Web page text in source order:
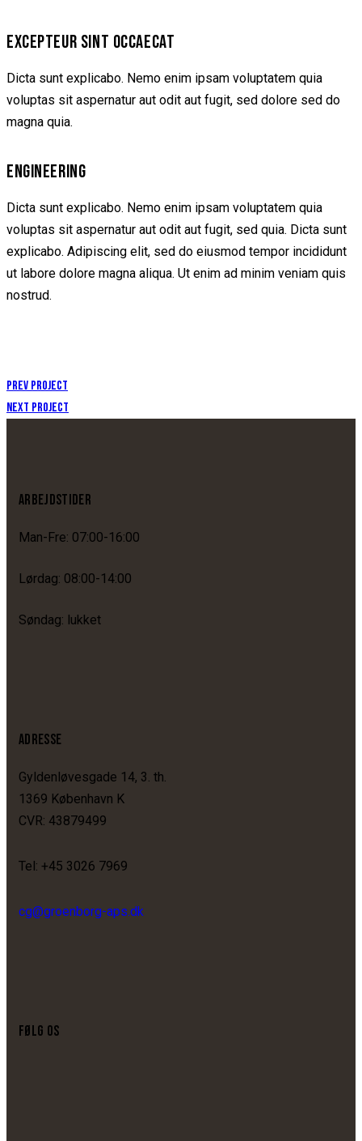
EXCEPTEUR SINT OCCAECAT
Dicta sunt explicabo. Nemo enim ipsam voluptatem quia
voluptas sit aspernatur aut odit aut fugit, sed dolore sed do
magna quia.
ENGINEERING
Dicta sunt explicabo. Nemo enim ipsam voluptatem quia
voluptas sit aspernatur aut odit aut fugit, sed quia. Dicta sunt
explicabo. Adipiscing elit, sed do eiusmod tempor incididunt
ut labore dolore magna aliqua. Ut enim ad minim veniam quis
nostrud.
Prev Project
Next Project
ARBEJDSTIDER
Man-Fre: 07:00-16:00
Lørdag: 08:00-14:00
Søndag: lukket
ADRESSE
Gyldenløvesgade 14, 3. th.
1369 København K
CVR: 43879499
Tel: +45 3026 7969
cg@groenborg-aps.dk
FØLG OS